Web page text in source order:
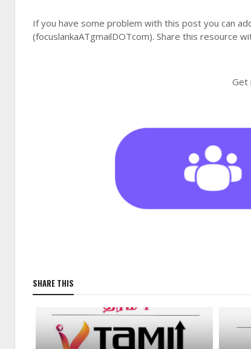
If you have some problem with this post you can
(focuslankaATgmailDOTcom). Share this resource
Get
SHARE THIS